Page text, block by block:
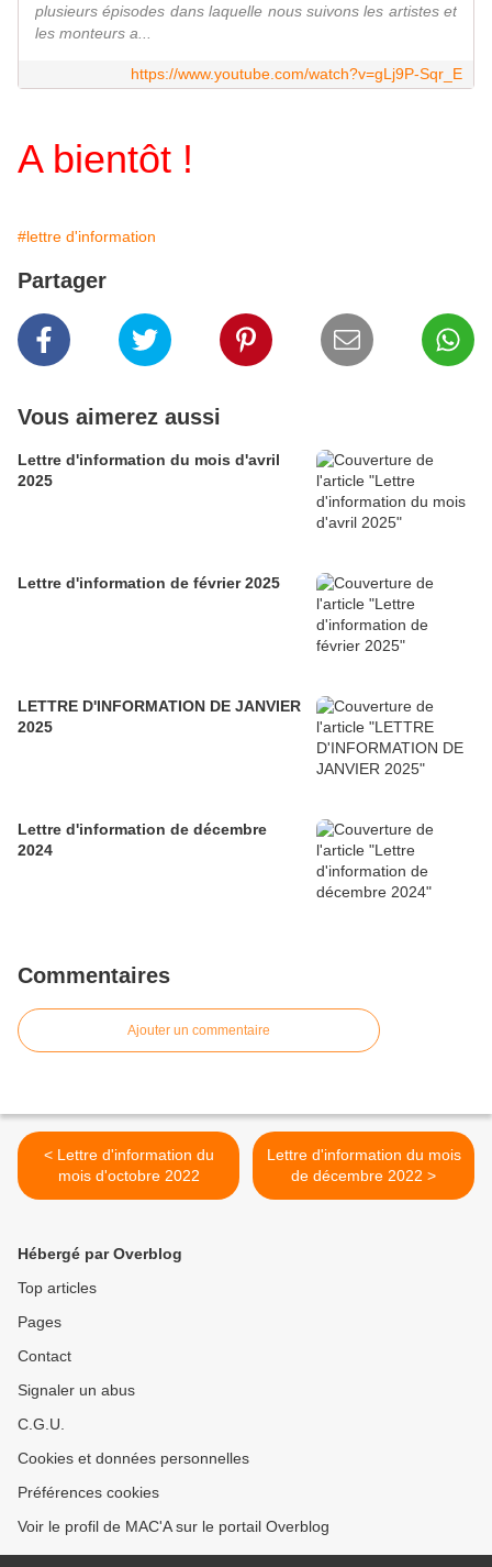
plusieurs épisodes dans laquelle nous suivons les artistes et
les monteurs a...
https://www.youtube.com/watch?v=gLj9P-Sqr_E
A bientôt !
#lettre d'information
Partager
Vous aimerez aussi
Lettre d'information du mois d'avril
2025
Lettre d'information de février 2025
LETTRE D'INFORMATION DE JANVIER
2025
Lettre d'information de décembre
2024
Commentaires
Ajouter un commentaire
< Lettre d'information du
mois d'octobre 2022
Lettre d'information du mois
de décembre 2022 >
Hébergé par Overblog
Top articles
Pages
Contact
Signaler un abus
C.G.U.
Cookies et données personnelles
Préférences cookies
Voir le profil de MAC'A sur le portail Overblog